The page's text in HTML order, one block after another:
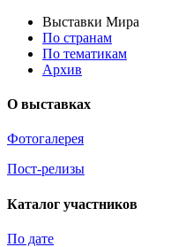
Выставки Мира
По странам
По тематикам
Архив
О выставках
Фотогалерея
Пост-релизы
Каталог участников
По дате